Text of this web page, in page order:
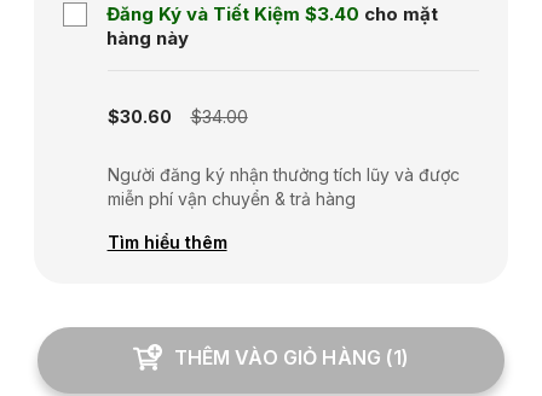
Đăng Ký và Tiết Kiệm $3.40 cho mặt
hàng này
$30.60 $34.00
Người đăng ký nhận thưởng tích lũy và được
miễn phí vận chuyển & trả hàng
Tìm hiểu thêm
THÊM VÀO GIỎ HÀNG (1)